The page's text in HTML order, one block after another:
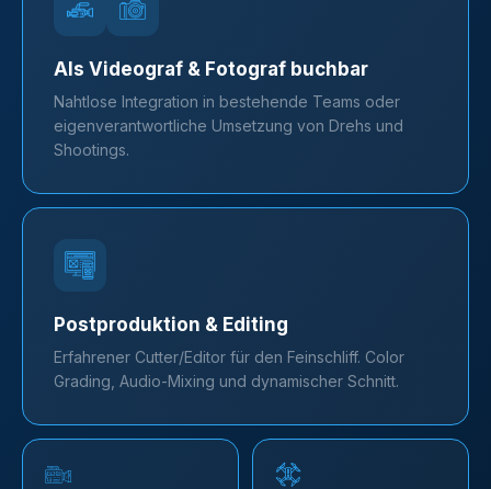
Als Videograf & Fotograf buchbar
Nahtlose Integration in bestehende Teams oder
eigenverantwortliche Umsetzung von Drehs und
Shootings.
Postproduktion & Editing
Erfahrener Cutter/Editor für den Feinschliff. Color
Grading, Audio-Mixing und dynamischer Schnitt.